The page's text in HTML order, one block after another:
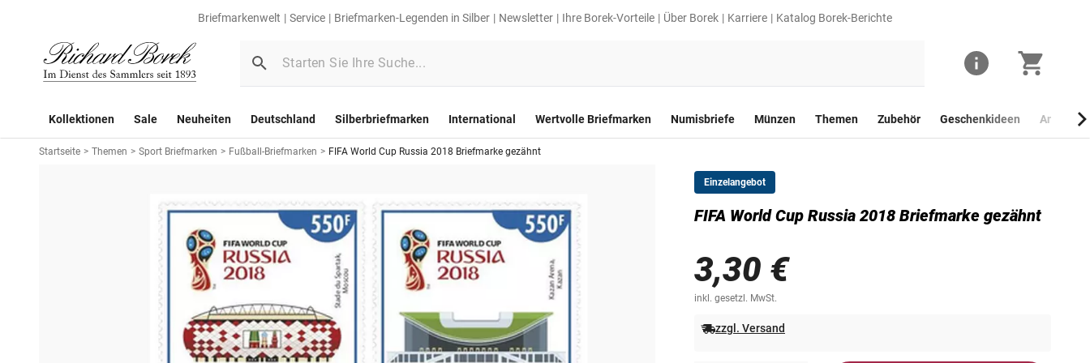
Briefmarkenwelt Service Briefmarken-Legenden in Silber Newsletter Ihre Borek-Vorteile Über Borek Karriere Katalog Borek-Berichte
Kollektionen Sale Neuheiten Deutschland Silberbriefmarken International Wertvolle Briefmarken Numisbriefe Münzen Themen Zubehör Geschenkideen
Startseite > Themen > Sport Briefmarken > Fußball-Briefmarken > FIFA World Cup Russia 2018 Briefmarke gezähnt
Einzelangebot
FIFA World Cup Russia 2018 Briefmarke gezähnt
3,30 €
inkl. gesetzl. MwSt.
zzgl. Versand